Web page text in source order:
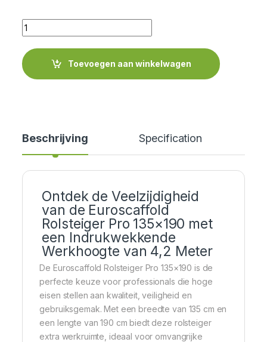
Quantity
Toevoegen aan winkelwagen
Beschrijving Specification
Ontdek de Veelzijdigheid
van de Euroscaffold
Rolsteiger Pro 135×190 met
een Indrukwekkende
Werkhoogte van 4,2 Meter
De Euroscaffold Rolsteiger Pro 135×190 is de
perfecte keuze voor professionals die hoge
eisen stellen aan kwaliteit, veiligheid en
gebruiksgemak. Met een breedte van 135 cm en
een lengte van 190 cm biedt deze rolsteiger
extra werkruimte, ideaal voor omvangrijke